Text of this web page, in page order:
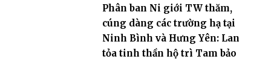
tỉnh
Phân ban Ni giới TW thăm,
cúng dàng các trường hạ tại
Ninh Bình và Hưng Yên: Lan
tỏa tinh thần hộ trì Tam bảo